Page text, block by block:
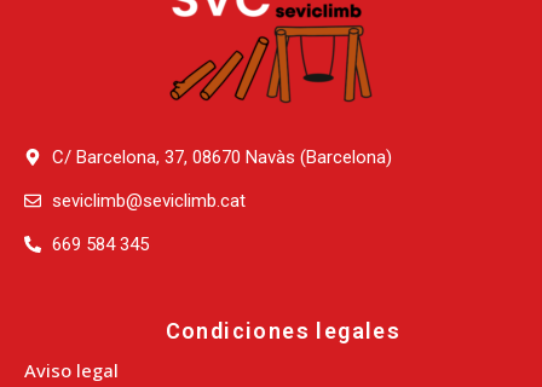
C/ Barcelona, 37, 08670 Navàs (Barcelona)
seviclimb@seviclimb.cat
669 584 345
Condiciones legales
Aviso legal